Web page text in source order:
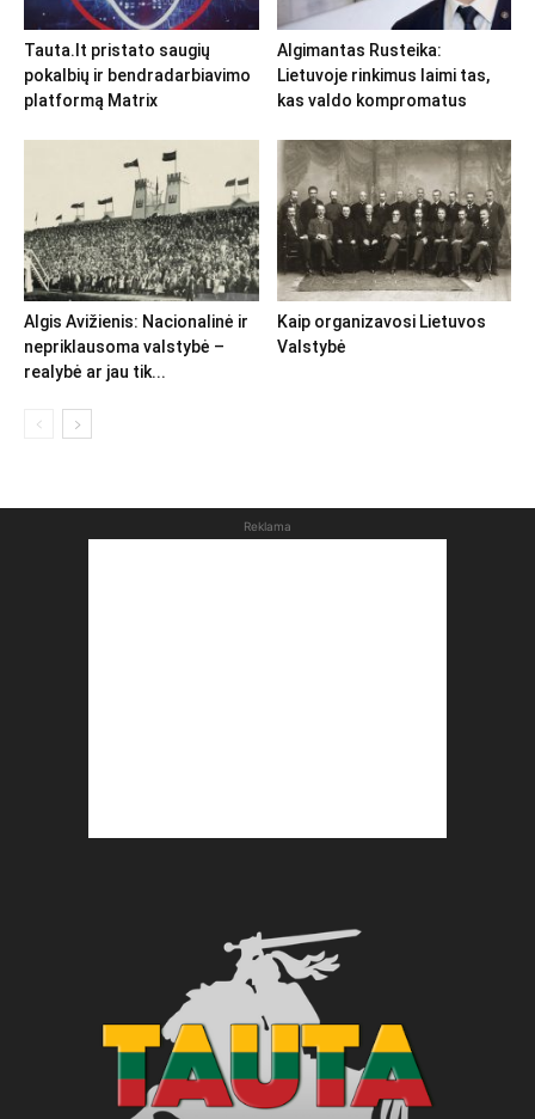
Tauta.lt pristato saugių
pokalbių ir bendradarbiavimo
platformą Matrix
Algimantas Rusteika:
Lietuvoje rinkimus laimi tas,
kas valdo kompromatus
Algis Avižienis: Nacionalinė ir
nepriklausoma valstybė –
realybė ar jau tik...
Kaip organizavosi Lietuvos
Valstybė
Reklama